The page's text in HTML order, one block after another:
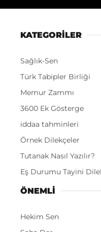
KATEGORİLER
Sağlık-Sen
Türk Tabipler Birliği
Memur Zammı
3600 Ek Gösterge
iddaa tahminleri
Örnek Dilekçeler
Tutanak Nasıl Yazılır?
Eş Durumu Tayini
ÖNEMLI
Hekim Sen